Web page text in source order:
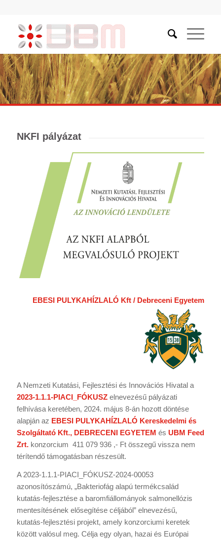
NKFI pályázat
EBESI PULYKAHÍZLALÓ Kft / Debreceni Egyetem
A Nemzeti Kutatási, Fejlesztési és Innovációs Hivatal a
2023-1.1.1-PIACI_FÓKUSZelnevezésű pályázati
felhívása keretében, 2024. május 8-án hozott döntése
alapján az EBESI PULYKAHÍZLALÓ Kereskedelmi és
Szolgáltató Kft., DEBRECENI EGYETEM és UBM Feed
Zrt.konzorcium 411 079 936 ,- Ft összegű vissza nem
térítendő támogatásban részesült.
A 2023-1.1.1-PIACI_FÓKUSZ-2024-00053
azonosítószámú, „Bakteriofág alapú termékcsalád
kutatás-fejlesztése a baromfiállományok salmonellózis
mentesítésének elősegítése céljából” elnevezésű,
kutatás-fejlesztési projekt, amely konzorciumi keretek
között valósul meg. Célja egy olyan, hazai és Európai